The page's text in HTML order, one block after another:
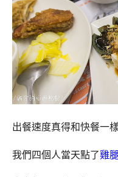
出餐速度真得和快餐一
我們四個人當天點了雞